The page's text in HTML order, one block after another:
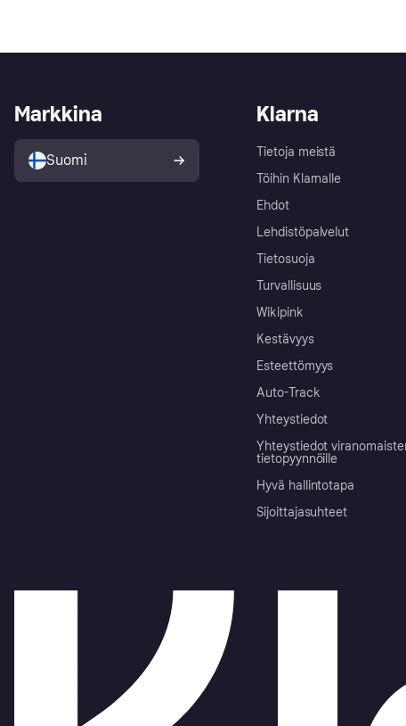
Klarna
Tietoja meistä
Töihin Klarnalle
Ehdot
Lehdistöpalvelut
Tietosuoja
Turvallisuus
Wikipink
Kestävyys
Esteettömyys
Auto-Track
Yhteystiedot
Yhteystiedot
tietopyynnöille
Hyvä hallintotapa
Sijoittajasuhteet
Markkina
Suomi